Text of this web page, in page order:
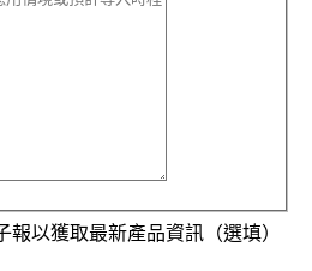
報以獲取最新產品資訊（選填）